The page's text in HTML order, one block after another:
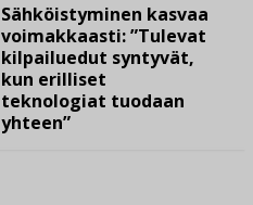
Sähköistyminen kasvaa
voimakkaasti: ”Tulevat
kilpailuedut syntyvät,
kun erilliset
teknologiat tuodaan
yhteen”